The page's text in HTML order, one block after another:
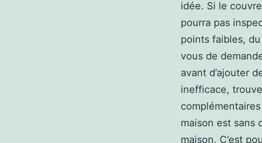
idée. Si le
pourra pas
points faibles,
vous de
avant d’ajouter
inefficace,
maison est sans
maison. C’est